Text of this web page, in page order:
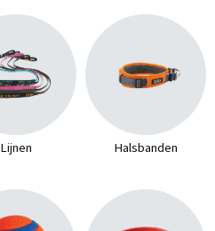
Lijnen Halsbanden